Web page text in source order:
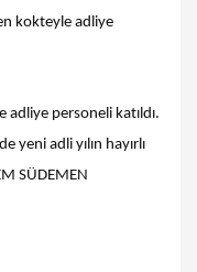
kokteyle adliye
adliye personeli katıldı.
yeni adli yılın hayırlı
SÜDEMEN